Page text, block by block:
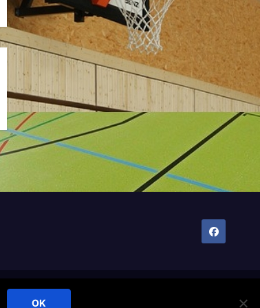
ImpressumHaftungsausschluss
OK